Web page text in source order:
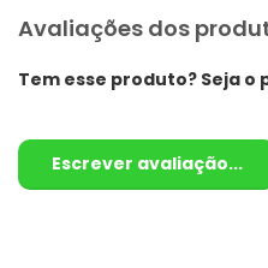
Avaliações dos
Tem esse produto? Seja
Escrever avaliação...